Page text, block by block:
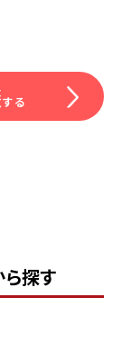
する
探す